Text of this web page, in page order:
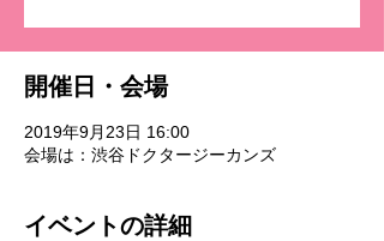
開催日・会場
2019年9月23日 16:00
会場は：渋谷ドクタージーカンズ
イベントの詳細